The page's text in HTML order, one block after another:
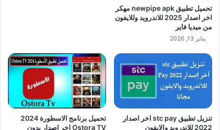
تحميل تطبيق newpipe apk مهكر
اخر اصدار 2025 للاندرويد وللايفون
من ميديا فاير
يناير 13, 2026
تنزيل تطبيق stc pay اخر اصدار
2022 للاندرويد والايفون
تحميل برنامج الاسطورة 2024
Ostora TV اخر اصدار بدون